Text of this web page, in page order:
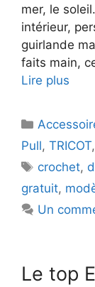
mer, le
intérieur,
guirlande
faits main,
Lire plus
Pull, TRICOT,
Étiquettes
crochet,
gratuit,
Un
Le top